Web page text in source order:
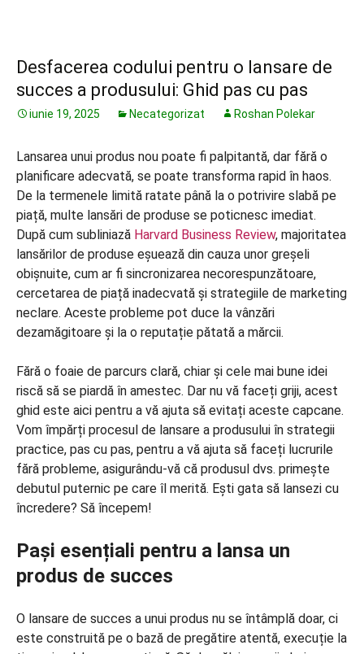
Desfacerea codului pentru o lansare de
succes a produsului: Ghid pas cu pas
iunie 19, 2025 Necategorizat Roshan Polekar
Lansarea unui produs nou poate fi palpitantă, dar fără o
planificare adecvată, se poate transforma rapid în haos.
De la termenele limită ratate până la o potrivire slabă pe
piață, multe lansări de produse se poticnesc imediat.
După cum subliniază Harvard Business Review, majoritatea
lansărilor de produse eșuează din cauza unor greșeli
obișnuite, cum ar fi sincronizarea necorespunzătoare,
cercetarea de piață inadecvată și strategiile de marketing
neclare. Aceste probleme pot duce la vânzări
dezamăgitoare și la o reputație pătată a mărcii.
Fără o foaie de parcurs clară, chiar și cele mai bune idei
riscă să se piardă în amestec. Dar nu vă faceți griji, acest
ghid este aici pentru a vă ajuta să evitați aceste capcane.
Vom împărți procesul de lansare a produsului în strategii
practice, pas cu pas, pentru a vă ajuta să faceți lucrurile
fără probleme, asigurându-vă că produsul dvs. primește
debutul puternic pe care îl merită. Ești gata să lansezi cu
încredere? Să începem!
Pași esențiali pentru a lansa un
produs de succes
O lansare de succes a unui produs nu se întâmplă doar, ci
este construită pe o bază de pregătire atentă, execuție la